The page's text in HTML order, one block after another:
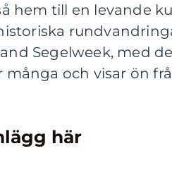
hem till en levande
Segelweek, med
och visar ön
här